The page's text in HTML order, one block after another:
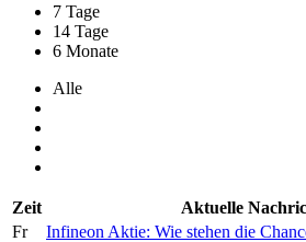
7 Tage
14 Tage
6 Monate
Alle
Zeit
Aktuelle
Fr
Infineon Aktie: Wie stehen die